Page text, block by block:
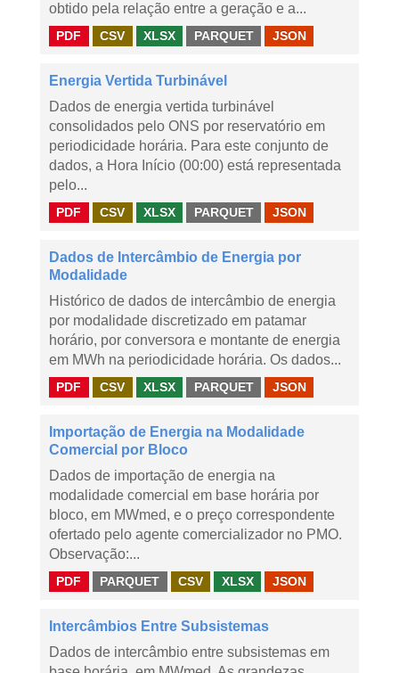
obtido pela relação entre a geração e a...
PDF CSV XLSX PARQUET JSON
Energia Vertida Turbinável
Dados de energia vertida turbinável
consolidados pelo ONS por reservatório em
periodicidade horária. Para este conjunto de
dados, a Hora Início (00:00) está representada
pelo...
PDF CSV XLSX PARQUET JSON
Dados de Intercâmbio de Energia por
Modalidade
Histórico de dados de intercâmbio de energia
por modalidade discretizado em patamar
horário, por conversora e montante de energia
em MWh na periodicidade horária. Os dados...
PDF CSV XLSX PARQUET JSON
Importação de Energia na Modalidade
Comercial por Bloco
Dados de importação de energia na
modalidade comercial em base horária por
bloco, em MWmed, e o preço correspondente
ofertado pelo agente comercializador no PMO.
Observação:...
PDF PARQUET CSV XLSX JSON
Intercâmbios Entre Subsistemas
Dados de intercâmbio entre subsistemas em